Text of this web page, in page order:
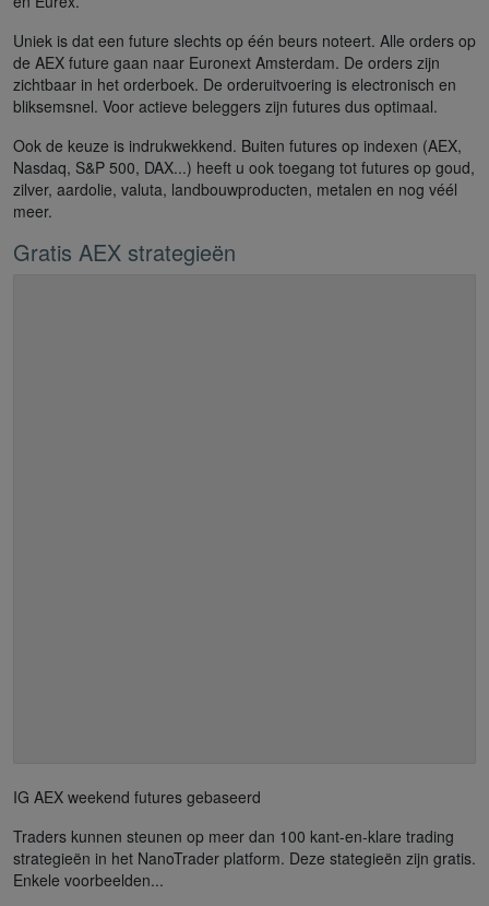
Uniek is dat een future slechts op één beurs noteert. Alle orders op
de AEX future gaan naar Euronext Amsterdam. De orders zijn
zichtbaar in het orderboek. De orderuitvoering is electronisch en
bliksemsnel. Voor actieve beleggers zijn futures dus optimaal.
Ook de keuze is indrukwekkend. Buiten futures op indexen (AEX,
Nasdaq, S&P 500, DAX...) heeft u ook toegang tot futures op goud,
zilver, aardolie, valuta, landbouwproducten, metalen en nog véél
meer.
Gratis AEX strategieën
IG AEX weekend futures gebaseerd
Traders kunnen steunen op meer dan 100 kant-en-klare trading
strategieën in het NanoTrader platform. Deze stategieën zijn gratis.
Enkele voorbeelden...